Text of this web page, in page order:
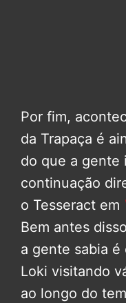
Por fim,
da Trapaça é
do que a gente
continuação
o Tesseract em
Bem antes
a gente sabia é
Loki visitando
ao longo do